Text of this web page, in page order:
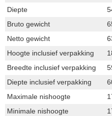
Diepte
Bruto gewicht
Netto gewicht
Hoogte inclusief verpakking
Breedte inclusief verpakking
Diepte inclusief verpakking
Maximale nishoogte
Minimale nishoogte